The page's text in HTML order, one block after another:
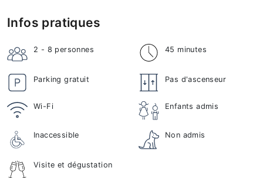
Infos pratiques
2 - 8 personnes 45 minutes
Parking gratuit Pas d'ascenseur
Wi-Fi Enfants admis
Inaccessible Non admis
Visite et dégustation